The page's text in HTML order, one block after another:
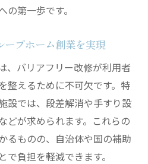
第一歩です。
プホーム創業を実現
、バリアフリー改修が利用者
整えるために不可欠です。特
設では、段差解消や手すり設
どが求められます。これらの
るものの、自治体や国の補助
負担を軽減できます。